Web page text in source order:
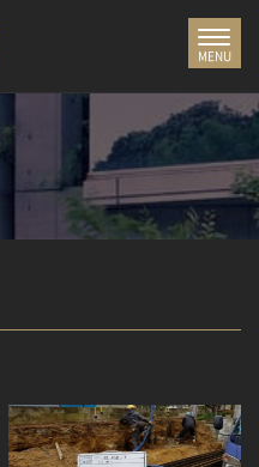
Toggle
MENU